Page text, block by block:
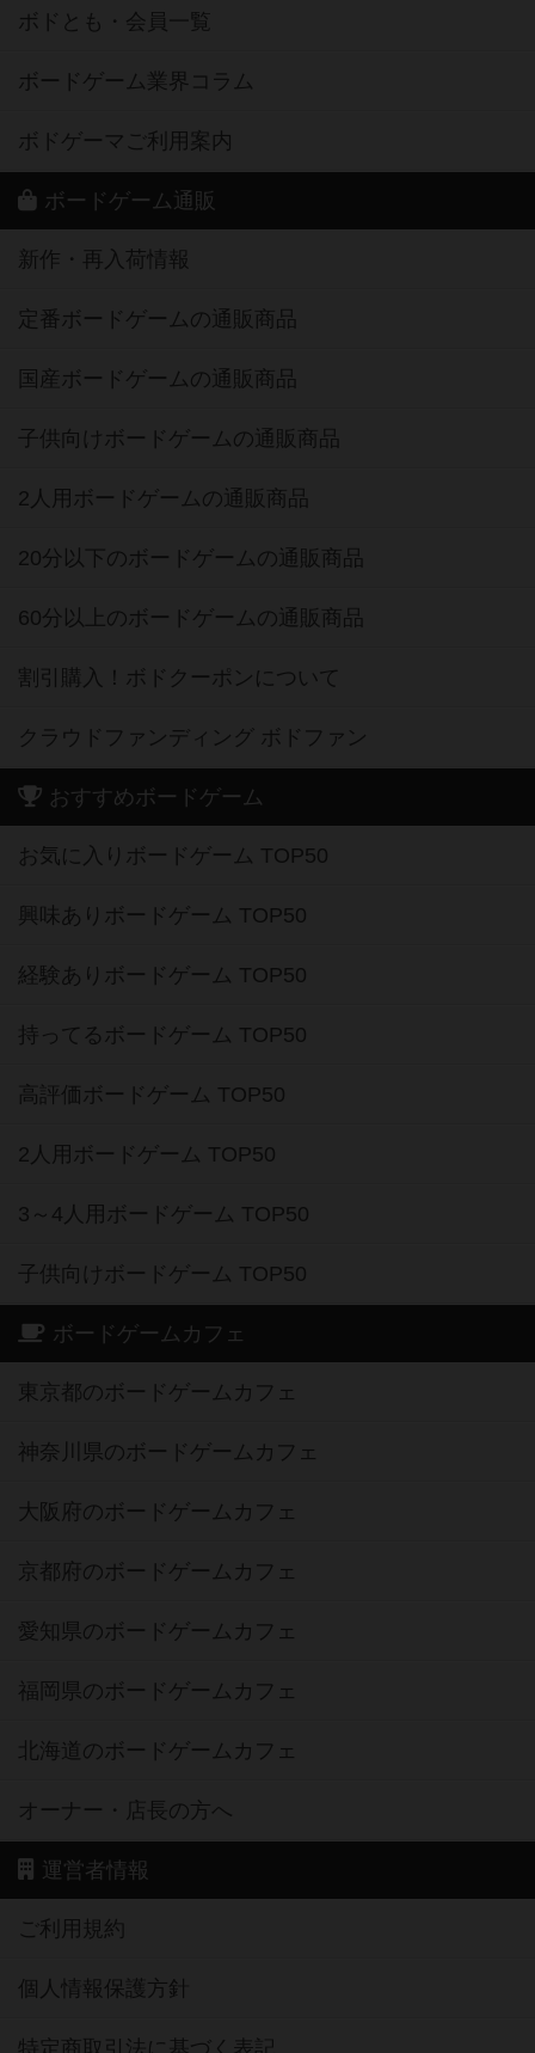
ボドとも・会員一覧
ボードゲーム業界コラム
ボドゲーマご利用案内
ボードゲーム通販
新作・再入荷情報
定番ボードゲームの通販商品
国産ボードゲームの通販商品
子供向けボードゲームの通販商品
2人用ボードゲームの通販商品
20分以下のボードゲームの通販商品
60分以上のボードゲームの通販商品
割引購入！ボドクーポンについて
クラウドファンディング ボドファン
おすすめボードゲーム
お気に入りボードゲーム TOP50
興味ありボードゲーム TOP50
経験ありボードゲーム TOP50
持ってるボードゲーム TOP50
高評価ボードゲーム TOP50
2人用ボードゲーム TOP50
3～4人用ボードゲーム TOP50
子供向けボードゲーム TOP50
ボードゲームカフェ
東京都のボードゲームカフェ
神奈川県のボードゲームカフェ
大阪府のボードゲームカフェ
京都府のボードゲームカフェ
愛知県のボードゲームカフェ
福岡県のボードゲームカフェ
北海道のボードゲームカフェ
オーナー・店長の方へ
運営者情報
ご利用規約
個人情報保護方針